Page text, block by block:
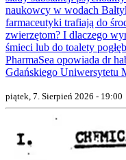
naukowcy w wodach
farmaceutyki trafiają do
zwierzętom? I dlaczego
śmieci lub do toalety
PharmaSea opowiada dr
Gdańskiego Uniwersytetu
piątek, 7. Sierpień 2026 - 19:00